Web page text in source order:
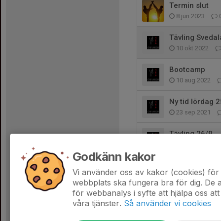
Termin slut
8 jun 2023
Tävling
10 okt 2022
Bootcamp
10 aug 2022
Ny tid lördag
23 sep 2021
Tävling 26/9
3 jun 2021
Godkänn kakor
Vi använder oss av kakor (cookies)
webbplats ska fungera bra för dig. De
för webbanalys i syfte att hjälpa oss
våra tjänster. Så använder vi cookies